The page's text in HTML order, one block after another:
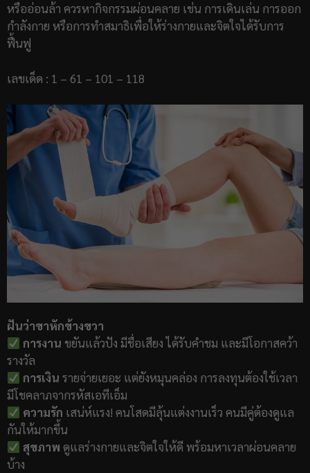
หรืออ่อนล้า ควรหากิจกรรมผ่อนคลาย เช่น การเดินเล่น การออก
กำลังกาย หรือการทำสมาธิเพื่อให้ร่างกายและจิตใจได้รับการ
ฟื้นฟู
เลขเด็ด : 1 – 61 – 101 – 118
ฝันว่าขาหักข้างขวา
การงาน ขยันแล้วปัง มีชื่อเสียง ได้รับคำชม และมีโอกาสคว้า
รางวัล
การเงิน รายจ่ายเยอะ แต่ยังหมุนคล่อง การลงทุนต้องใช้เวลา
มีโชคลาภจากรหัสเอทีเอ็ม
ความรัก เสน่ห์แรง! คนโสดมีลุ้นแต่งงานเร็ว คนมีคู่ต้องดูแล
กันให้มากขึ้น
สุขภาพ ดูแลร่างกายและจิตใจให้ดี พร้อมหาเวลาผ่อนคลาย
บ้าง